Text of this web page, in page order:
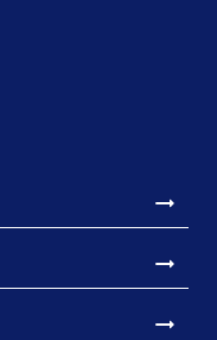
arrow_right_alt
arrow_right_alt
arrow_right_alt